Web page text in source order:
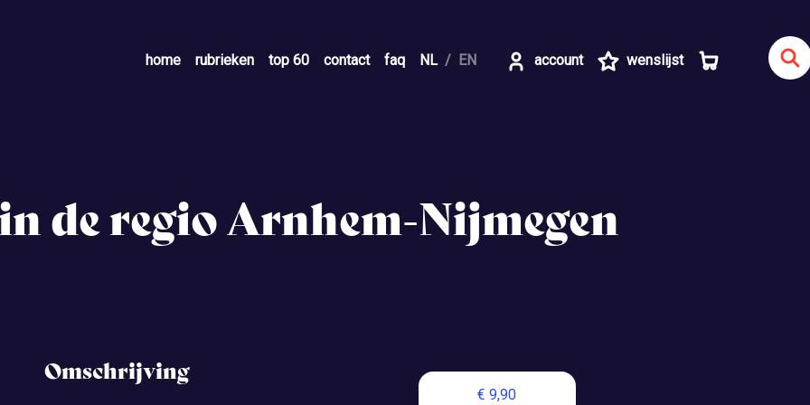
home rubrieken top 60 contact faq NL EN account wenslijst
de regio Arnhem-Nijmegen
Omschrijving
€ 9,90